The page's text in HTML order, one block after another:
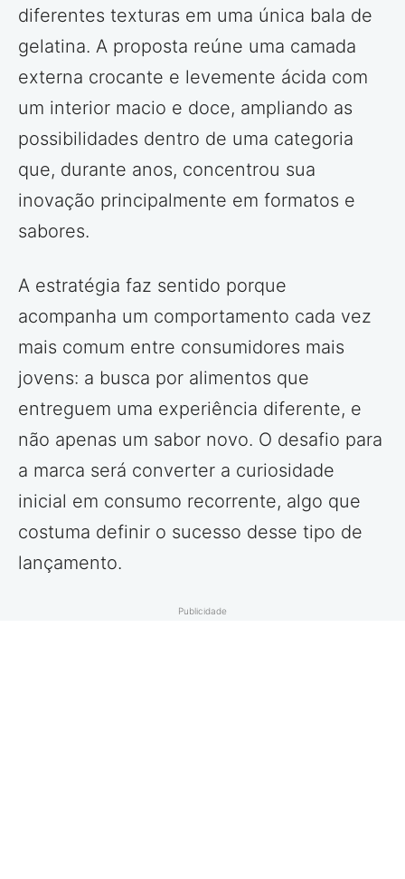
diferentes texturas em uma única bala de
gelatina. A proposta reúne uma camada
externa crocante e levemente ácida com
um interior macio e doce, ampliando as
possibilidades dentro de uma categoria
que, durante anos, concentrou sua
inovação principalmente em formatos e
sabores.
A estratégia faz sentido porque
acompanha um comportamento cada vez
mais comum entre consumidores mais
jovens: a busca por alimentos que
entreguem uma experiência diferente, e
não apenas um sabor novo. O desafio para
a marca será converter a curiosidade
inicial em consumo recorrente, algo que
costuma definir o sucesso desse tipo de
lançamento.
Publicidade